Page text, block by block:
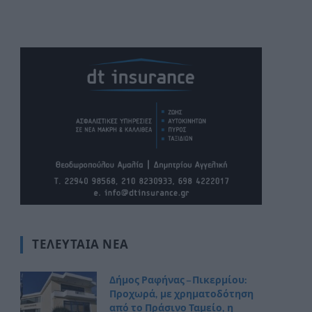
ΤΕΛΕΥΤΑΊΑ ΝΈΑ
Δήμος Ραφήνας – Πικερμίου:
Προχωρά, με χρηματοδότηση
από το Πράσινο Ταμείο, η